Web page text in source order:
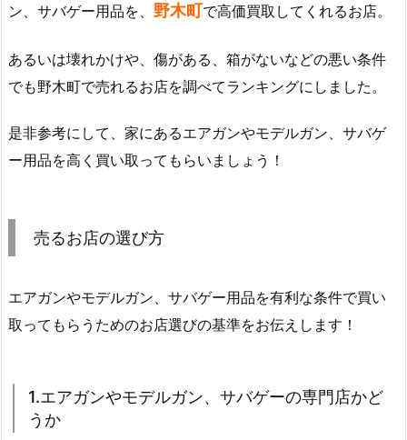
ン、サバゲー用品を、 野木町で高価買取してくれるお店。
あるいは壊れかけや、傷がある、箱がないなどの悪い条件
でも野木町で売れるお店を調べてランキングにしました。
是非参考にして、家にあるエアガンやモデルガン、サバゲ
ー用品を高く買い取ってもらいましょう！
売るお店の選び方
エアガンやモデルガン、サバゲー用品を有利な条件で買い
取ってもらうためのお店選びの基準をお伝えします！
1.エアガンやモデルガン、サバゲーの専門店かど
うか